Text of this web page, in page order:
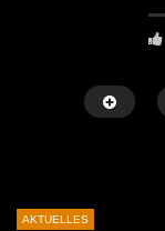
AKTUELLES